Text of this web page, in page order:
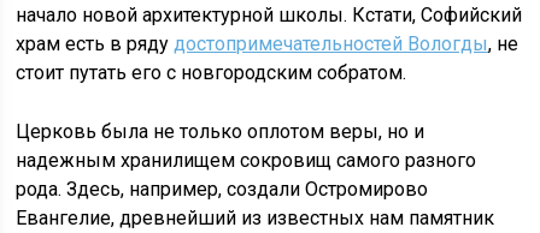
начало новой архитектурной школы. Кстати, Софийский
храм есть в рядудостопримечательностей Вологды, не
стоит путать его с новгородским собратом.
Церковь была не только оплотом веры, но и
надежным хранилищем сокровищ самого разного
рода. Здесь, например, создали Остромирово
Евангелие, древнейший из известных нам памятник